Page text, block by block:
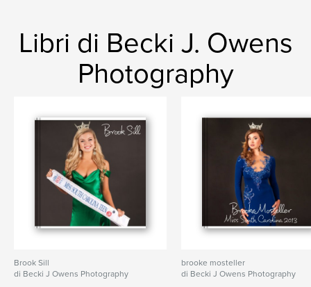
Libri di Becki J. Owens
Photography
Brook Sill
di Becki J Owens Photography
brooke mosteller
di Becki J Owens Photography